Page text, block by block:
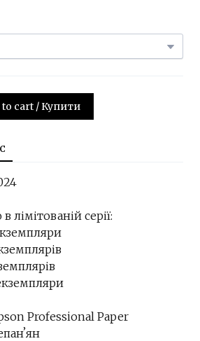
to cart / Купити
лімітованій серії:
Professional Paper